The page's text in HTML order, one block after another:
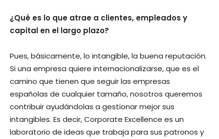
¿Qué es lo que atrae a clientes, empleados y
capital en el largo plazo?
Pues, básicamente, lo intangible, la buena reputación.
Si una empresa quiere internacionalizarse, que es el
camino que tienen que seguir las empresas
españolas de cualquier tamaño, nosotros queremos
contribuir ayudándolas a gestionar mejor sus
intangibles. Es decir, Corporate Excellence es un
laboratorio de ideas que trabaja para sus patronos y